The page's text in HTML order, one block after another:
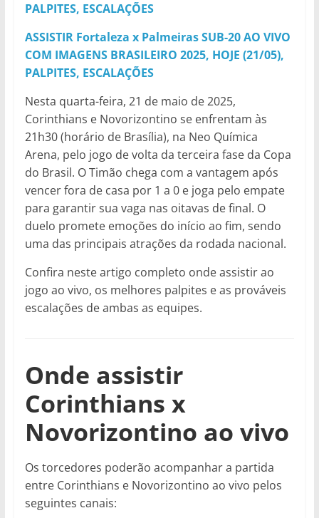
PALPITES, ESCALAÇÕES
ASSISTIR Fortaleza x Palmeiras SUB-20 AO VIVO
COM IMAGENS BRASILEIRO 2025, HOJE (21/05),
PALPITES, ESCALAÇÕES
Nesta quarta-feira, 21 de maio de 2025,
Corinthians e Novorizontino se enfrentam às
21h30 (horário de Brasília), na Neo Química
Arena, pelo jogo de volta da terceira fase da Copa
do Brasil. O Timão chega com a vantagem após
vencer fora de casa por 1 a 0 e joga pelo empate
para garantir sua vaga nas oitavas de final. O
duelo promete emoções do início ao fim, sendo
uma das principais atrações da rodada nacional.
Confira neste artigo completo onde assistir ao
jogo ao vivo, os melhores palpites e as prováveis
escalações de ambas as equipes.
Onde assistir
Corinthians x
Novorizontino ao vivo
Os torcedores poderão acompanhar a partida
entre Corinthians e Novorizontino ao vivo pelos
seguintes canais: